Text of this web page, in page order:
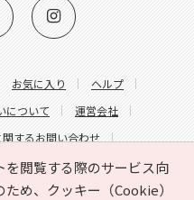
を閲覧する際のサービス向
め、クッキー（Cookie）
お気に入り
ヘルプ
について
運営会社
するお問い合わせ
お問い合わせ